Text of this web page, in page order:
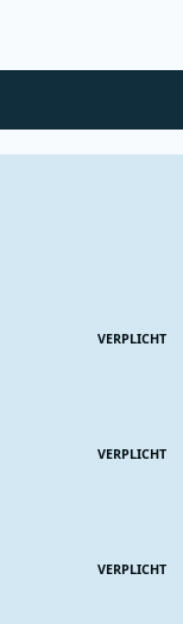
VERPLICHT
VERPLICHT
VERPLICHT